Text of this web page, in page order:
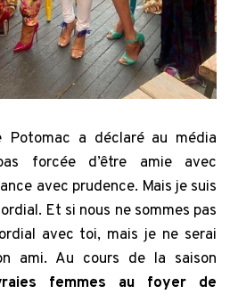
Potomac a déclaré au média
forcée d’être amie avec
avec prudence. Mais je suis
Et si nous ne sommes pas
avec toi, mais je ne serai
ami. Au cours de la saison
femmes au foyer de